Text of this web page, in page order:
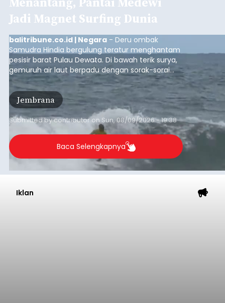
Jadi Magnet Surfing Dunia
balitribune.co.id | Negara - Deru ombak
Samudra Hindia bergulung teratur menghantam
pesisir barat Pulau Dewata. Di bawah terik surya,
gemuruh air laut berpadu dengan sorak-sorai
penonton yang memadati Pantai Medewi,
Kecamatan Pekutatan pada Minggu (9/8/2026).
Ratusan peselancar dari berbagai penjuru
nusantara berkompetisi menaklukan ombak
terbaik dan menantang.
Jembrana
Submitted bycontributoron Sun, 08/09/2026 - 19:38
Baca Selengkapnya
Iklan